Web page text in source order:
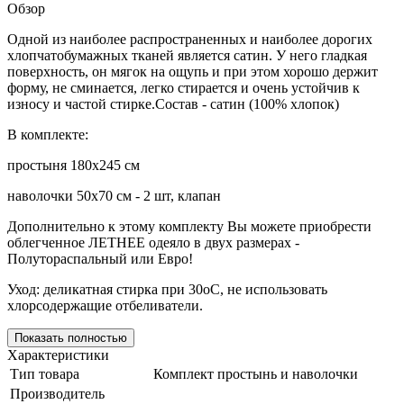
Обзор
Одной из наиболее распространенных и наиболее дорогих
хлопчатобумажных тканей является сатин. У него гладкая
поверхность, он мягок на ощупь и при этом хорошо держит
форму, не сминается, легко стирается и очень устойчив к
износу и частой стирке.Состав - сатин (100% хлопок)
В комплекте:
простыня 180х245 см
наволочки 50х70 см - 2 шт, клапан
Дополнительно к этому комплекту Вы можете приобрести
облегченное ЛЕТНЕЕ одеяло в двух размерах -
Полутораспальный или Евро!
Уход: деликатная стирка при 30оС, не использовать
хлорсодержащие отбеливатели.
Показать полностью
Характеристики
Тип товара
Комплект простынь и наволочки
Производитель